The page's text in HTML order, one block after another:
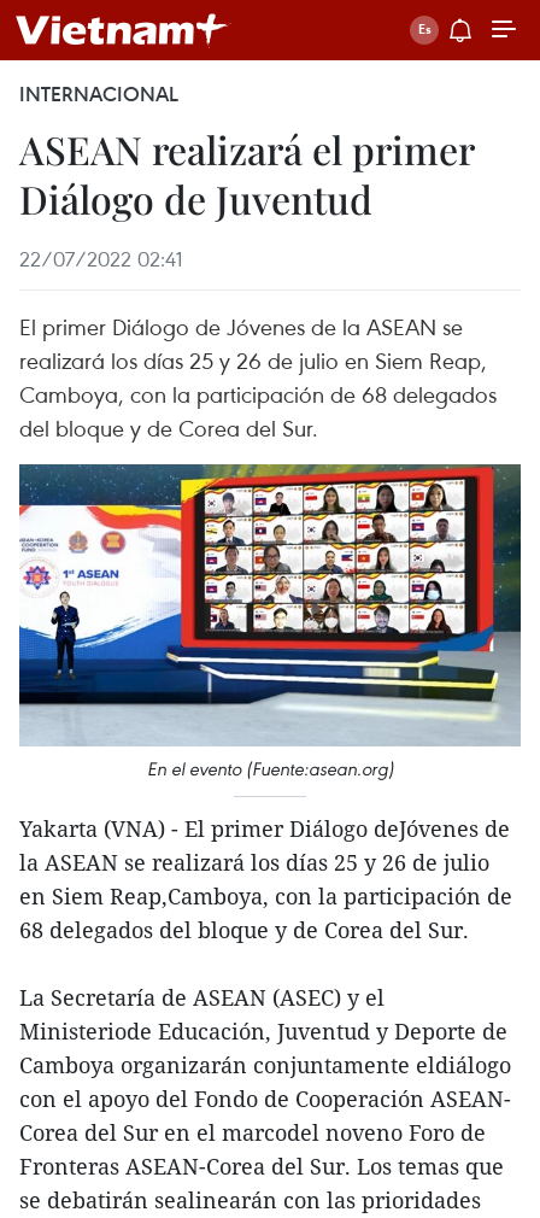
INTERNACIONAL
ASEAN realizará el primer
Diálogo de Juventud
22/07/2022 02:41
El primer Diálogo de Jóvenes de la ASEAN se
realizará los días 25 y 26 de julio en Siem Reap,
Camboya, con la participación de 68 delegados
del bloque y de Corea del Sur.
En el evento (Fuente:asean.org)
Yakarta (VNA) - El primer Diálogo deJóvenes de
la ASEAN se realizará los días 25 y 26 de julio
en Siem Reap,Camboya, con la participación de
68 delegados del bloque y de Corea del Sur.
La Secretaría de ASEAN (ASEC) y el
Ministeriode Educación, Juventud y Deporte de
Camboya organizarán conjuntamente eldiálogo
con el apoyo del Fondo de Cooperación ASEAN-
Corea del Sur en el marcodel noveno Foro de
Fronteras ASEAN-Corea del Sur. Los temas que
se debatirán sealinearán con las prioridades